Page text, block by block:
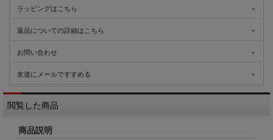
ラッピングはこちら
返品についての詳細はこちら
お問い合わせ
友達にメールですすめる
閲覧した商品
商品説明